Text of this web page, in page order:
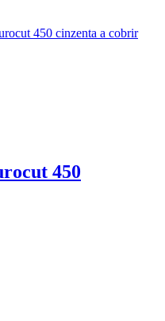
450